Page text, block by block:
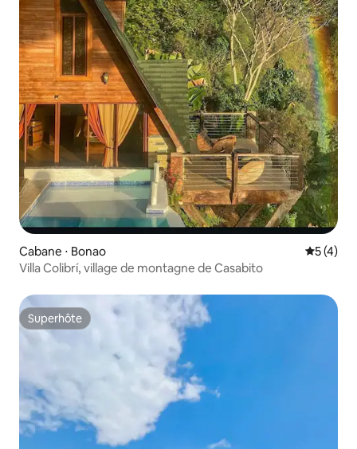
Cabane ⋅ Bonao
5 (4)
Villa Colibrí, village de montagne de Casabito
Superhôte
Superhôte